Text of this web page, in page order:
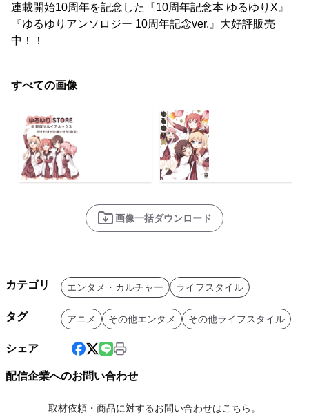
連載開始10周年を記念した『10周年記念本 ゆるゆりX』
『ゆるゆりアンソロジー 10周年記念ver.』大好評販売
中！！
すべての画像
画像一括ダウンロード
カテゴリ エンタメ・カルチャー ライフスタイル
タグ アニメ その他エンタメ その他ライフスタイル
シェア
配信企業へのお問い合わせ
取材依頼・商品に対するお問い合わせはこちら。